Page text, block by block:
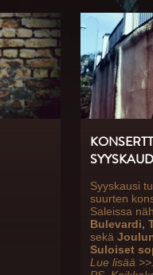
Syyskausi
suurten
Saleissa
Bulevardi,
sekä
Suloiset
Lue lisää